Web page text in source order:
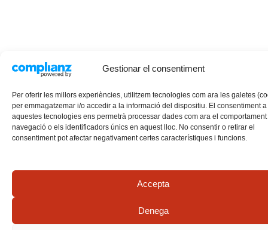
Gestionar el consentiment
Per oferir les millors experiències, utilitzem tecnologies com ara les galetes
per emmagatzemar i/o accedir a la informació del dispositiu. El consentiment a
aquestes tecnologies ens permetrà processar dades com ara el
navegació o els identificadors únics en aquest lloc. No consentir o retirar el
consentiment pot afectar negativament certes característiques i funcions.
Accepta
Denega